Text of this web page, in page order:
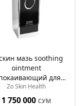
мазь soothing
ointment
для
кожи 50мл
Zo Skin Health
1 750 000 СУМ